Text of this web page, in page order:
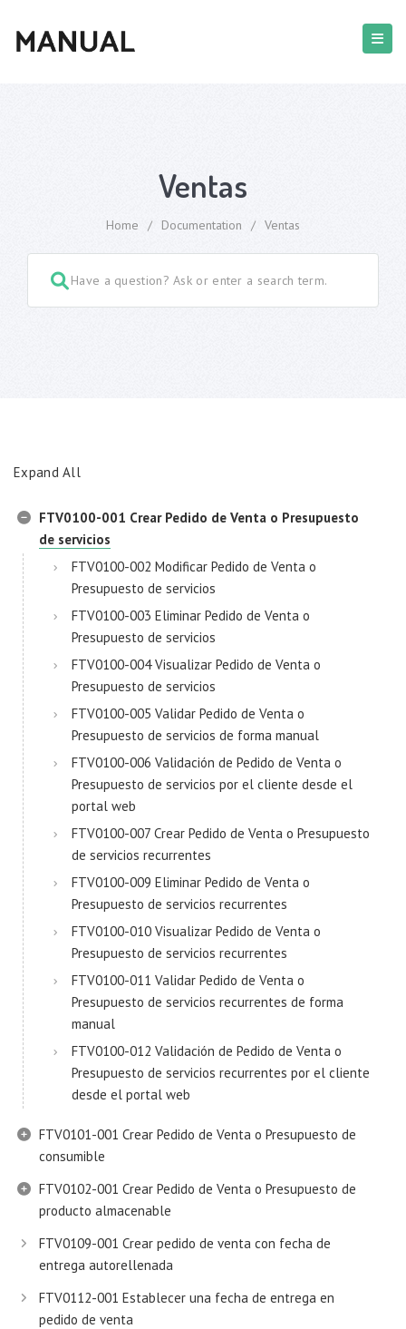
Ventas
Home / Documentation / Ventas
Expand All
FTV0100-001 Crear Pedido de Venta o Presupuesto
de servicios
FTV0100-002 Modificar Pedido de Venta o
Presupuesto de servicios
FTV0100-003 Eliminar Pedido de Venta o
Presupuesto de servicios
FTV0100-004 Visualizar Pedido de Venta o
Presupuesto de servicios
FTV0100-005 Validar Pedido de Venta o
Presupuesto de servicios de forma manual
FTV0100-006 Validación de Pedido de Venta o
Presupuesto de servicios por el cliente desde el
portal web
FTV0100-007 Crear Pedido de Venta o Presupuesto
de servicios recurrentes
FTV0100-009 Eliminar Pedido de Venta o
Presupuesto de servicios recurrentes
FTV0100-010 Visualizar Pedido de Venta o
Presupuesto de servicios recurrentes
FTV0100-011 Validar Pedido de Venta o
Presupuesto de servicios recurrentes de forma
manual
FTV0100-012 Validación de Pedido de Venta o
Presupuesto de servicios recurrentes por el cliente
desde el portal web
FTV0101-001 Crear Pedido de Venta o Presupuesto de
consumible
FTV0102-001 Crear Pedido de Venta o Presupuesto de
producto almacenable
FTV0109-001 Crear pedido de venta con fecha de
entrega autorellenada
FTV0112-001 Establecer una fecha de entrega en
pedido de venta